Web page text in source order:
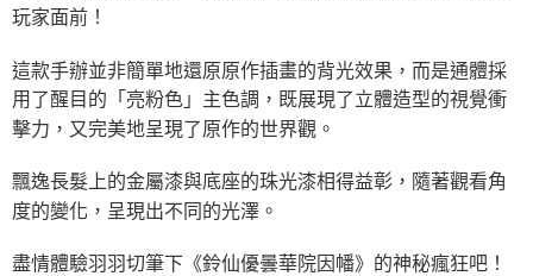
玩家面前！
這款手辦並非簡單地還原原作插畫的背光效果，而是通體採
用了醒目的「亮粉色」主色調，既展現了立體造型的視覺衝
擊力，又完美地呈現了原作的世界觀。
飄逸長髮上的金屬漆與底座的珠光漆相得益彰，隨著觀看角
度的變化，呈現出不同的光澤。
盡情體驗羽羽切筆下《鈴仙優曇華院因幡》的神秘瘋狂吧！